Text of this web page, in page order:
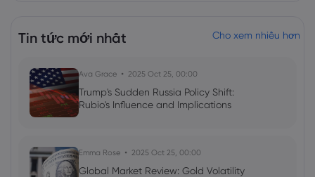
Tin tức mới nhất Cho xem nhiều hơn
Ava Grace 2025 Oct 25, 00:00
Trump's Sudden Russia Policy Shift:
Rubio's Influence and Implications
Emma Rose 2025 Oct 25, 00:00
Global Market Review: Gold Volatility